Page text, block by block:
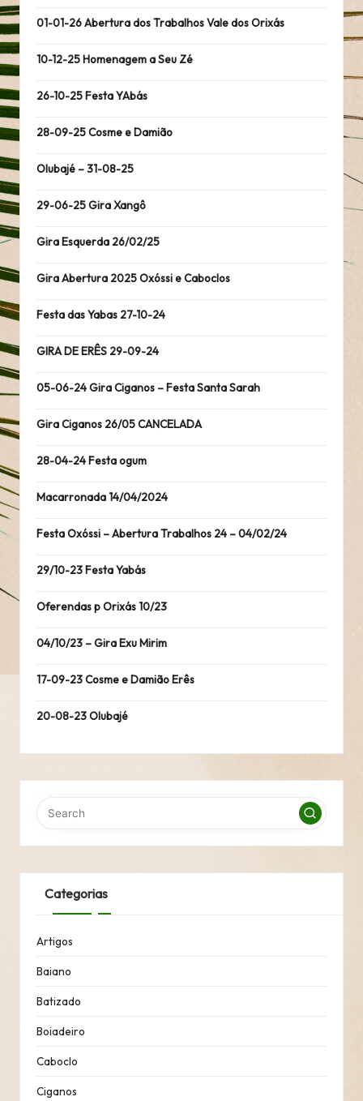
01-01-26 Abertura dos Trabalhos Vale dos Orixás
10-12-25 Homenagem a Seu Zé
26-10-25 Festa YAbás
28-09-25 Cosme e Damião
Olubajé – 31-08-25
29-06-25 Gira Xangô
Gira Esquerda 26/02/25
Gira Abertura 2025 Oxóssi e Caboclos
Festa das Yabas 27-10-24
GIRA DE ERÊS 29-09-24
05-06-24 Gira Ciganos – Festa Santa Sarah
Gira Ciganos 26/05 CANCELADA
28-04-24 Festa ogum
Macarronada 14/04/2024
Festa Oxóssi – Abertura Trabalhos 24 – 04/02/24
29/10-23 Festa Yabás
Oferendas p Orixás 10/23
04/10/23 – Gira Exu Mirim
17-09-23 Cosme e Damião Erês
20-08-23 Olubajé
Categorias
Artigos
Baiano
Batizado
Boiadeiro
Caboclo
Ciganos